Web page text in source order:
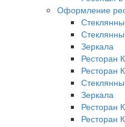
Оформление
Зеркала
Ресторан
Ресторан
Зеркала
Ресторан
Ресторан